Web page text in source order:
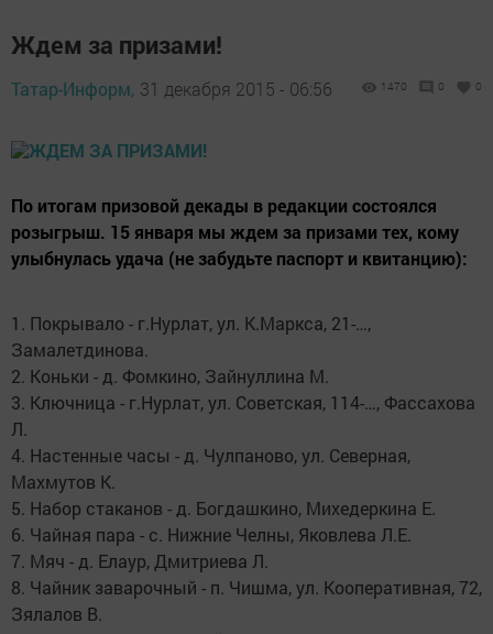
Ждем за призами!
Татар-Информ, 31 декабря 2015 - 06:56 1470 0 0
По итогам призовой декады в редакции состоялся
розыгрыш. 15 января мы ждем за призами тех, кому
улыбнулась удача (не забудьте паспорт и квитанцию):
1. Покрывало - г.Нурлат, ул. К.Маркса, 21-…,
Замалетдинова.
2. Коньки - д. Фомкино, Зайнуллина М.
3. Ключница - г.Нурлат, ул. Советская, 114-…, Фассахова
Л.
4. Настенные часы - д. Чулпаново, ул. Северная,
Махмутов К.
5. Набор стаканов - д. Богдашкино, Михедеркина Е.
6. Чайная пара - с. Нижние Челны, Яковлева Л.Е.
7. Мяч - д. Елаур, Дмитриева Л.
8. Чайник заварочный - п. Чишма, ул. Кооперативная, 72,
Зялалов В.